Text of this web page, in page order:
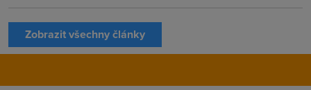
Zobrazit všechny články